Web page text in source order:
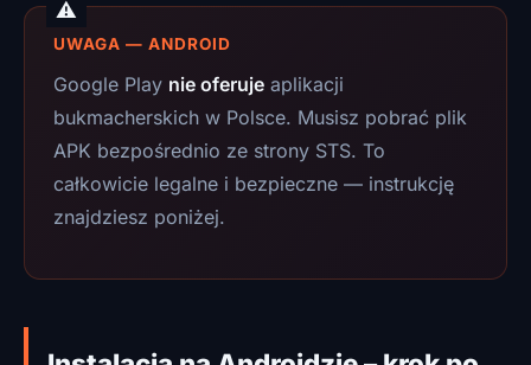
UWAGA — ANDROID
Google Play nie oferuje aplikacji
bukmacherskich w Polsce. Musisz pobrać plik
APK bezpośrednio ze strony STS. To
całkowicie legalne i bezpieczne — instrukcję
znajdziesz poniżej.